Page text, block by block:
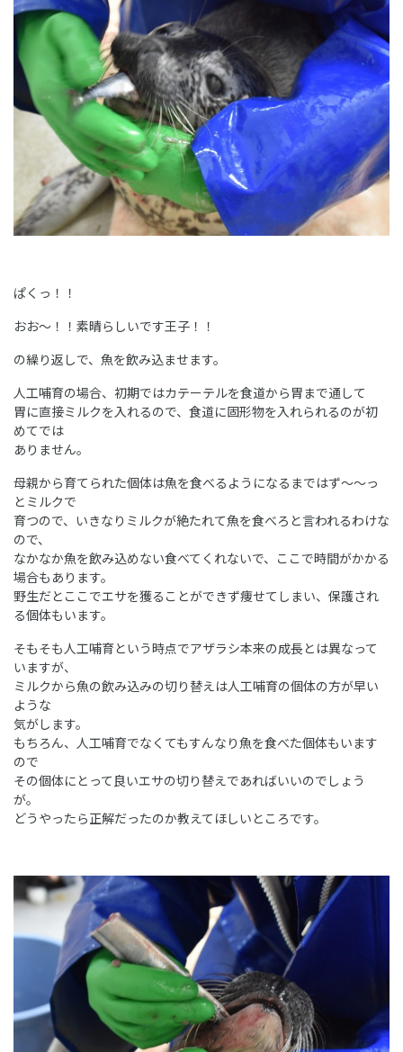
ぱくっ！！
おお～！！素晴らしいです王子！！
の繰り返しで、魚を飲み込ませます。
人工哺育の場合、初期ではカテーテルを食道から胃まで通して
胃に直接ミルクを入れるので、食道に固形物を入れられるのが初
めてでは
ありません。
母親から育てられた個体は魚を食べるようになるまではず～～っ
とミルクで
育つので、いきなりミルクが絶たれて魚を食べろと言われるわけな
ので、
なかなか魚を飲み込めない食べてくれないで、ここで時間がかかる
場合もあります。
野生だとここでエサを獲ることができず痩せてしまい、保護され
る個体もいます。
そもそも人工哺育という時点でアザラシ本来の成長とは異なって
いますが、
ミルクから魚の飲み込みの切り替えは人工哺育の個体の方が早い
ような
気がします。
もちろん、人工哺育でなくてもすんなり魚を食べた個体もいます
ので
その個体にとって良いエサの切り替えであればいいのでしょう
が。
どうやったら正解だったのか教えてほしいところです。